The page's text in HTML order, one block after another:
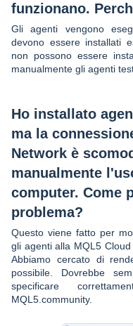
funzionano.
Gli agenti vengono
devono essere installati
non possono essere
manualmente gli agenti
Ho installato
ma la
Network è
manualmente
computer. Come
problema?
Questo viene fatto per
gli agenti alla MQL5
Abbiamo cercato di
possibile. Dovrebbe
specificare
MQL5.community.